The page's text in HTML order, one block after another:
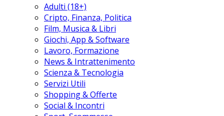
Adulti (18+)
Cripto, Finanza, Politica
Film, Musica & Libri
Giochi, App & Software
Lavoro, Formazione
News & Intrattenimento
Scienza & Tecnologia
Servizi Utili
Shopping & Offerte
Social & Incontri